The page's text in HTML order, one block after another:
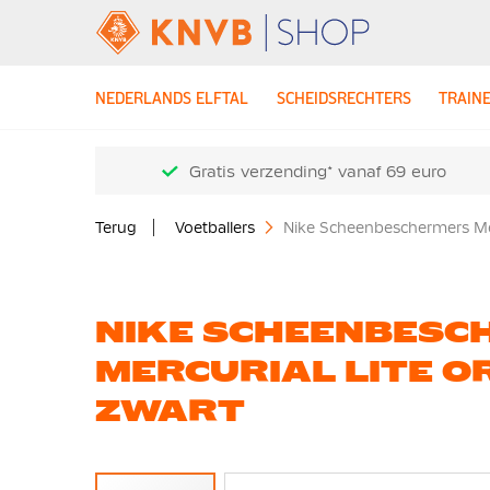
NEDERLANDS ELFTAL SCHEIDSRECHTERS
Gratis verzending* vanaf 69 euro
Terug Voetballers Nike Scheenbeschermers
NIKE
MERCURIAL LITE
ZWART
Ga